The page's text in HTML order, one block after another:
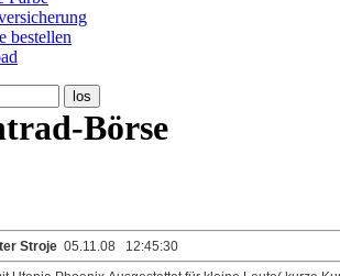
bestellen
Börse
Stroje 05.11.08 12:45:30